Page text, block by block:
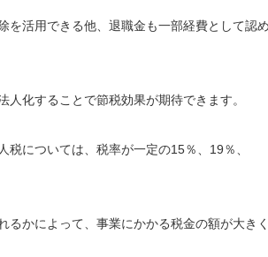
を活用できる他、退職金も一部経費として認
化することで節税効果が期待できます。
については、税率が一定の15％、19％、
るかによって、事業にかかる税金の額が大き